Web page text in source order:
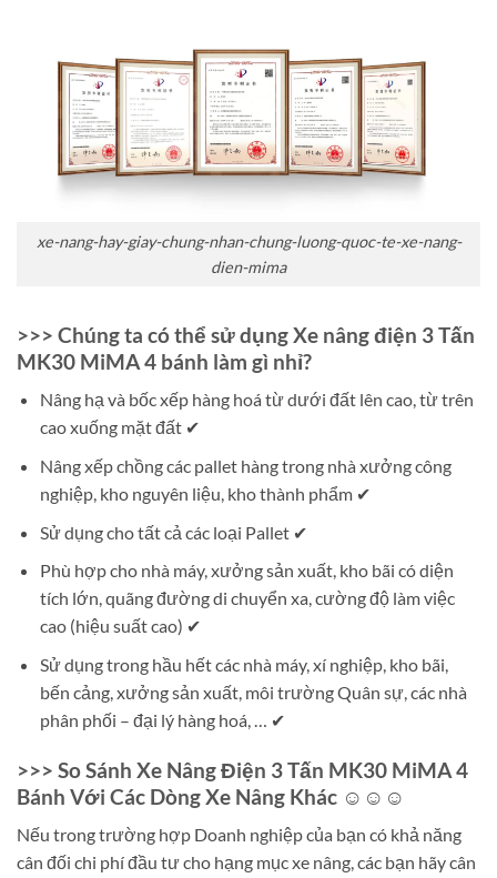
xe-nang-hay-giay-chung-nhan-chung-luong-quoc-te-xe-nang-
dien-mima
>>> Chúng ta có thể sử dụng Xe nâng điện 3 Tấn
MK30 MiMA 4 bánh làm gì nhỉ?
Nâng hạ và bốc xếp hàng hoá từ dưới đất lên cao, từ trên
cao xuống mặt đất ✔
Nâng xếp chồng các pallet hàng trong nhà xưởng công
nghiệp, kho nguyên liệu, kho thành phẩm ✔
Sử dụng cho tất cả các loại Pallet ✔
Phù hợp cho nhà máy, xưởng sản xuất, kho bãi có diện
tích lớn, quãng đường di chuyển xa, cường độ làm việc
cao (hiệu suất cao) ✔
Sử dụng trong hầu hết các nhà máy, xí nghiệp, kho bãi,
bến cảng, xưởng sản xuất, môi trường Quân sự, các nhà
phân phối – đại lý hàng hoá, … ✔
>>> So Sánh Xe Nâng Điện 3 Tấn MK30 MiMA 4
Bánh Với Các Dòng Xe Nâng Khác ☺☺☺
Nếu trong trường hợp Doanh nghiệp của bạn có khả năng
cân đối chi phí đầu tư cho hạng mục xe nâng, các bạn hãy cân